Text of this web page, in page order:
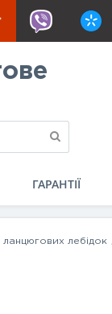
ГАРАНТІЇ
лебідок